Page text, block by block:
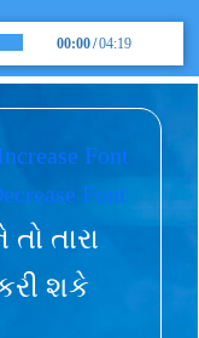
00:00/04:19
તારા
શકે